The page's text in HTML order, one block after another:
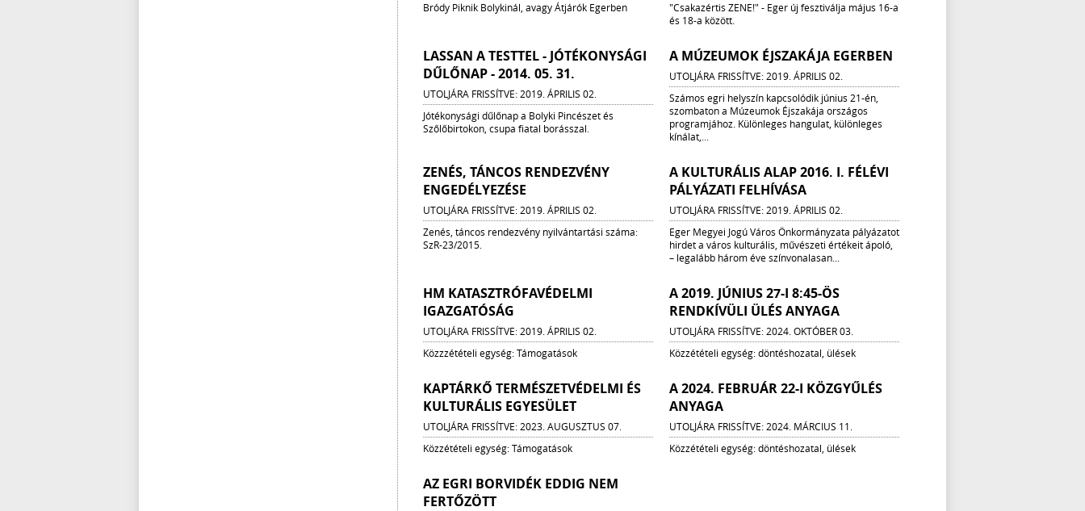
Bródy Piknik Bolykinál, avagy Átjárók Egerben
"Csakazértis ZENE!" - Eger új fesztiválja május 16-a
és 18-a között.
LASSAN A TESTTEL - JÓTÉKONYSÁGI
DŰLŐNAP - 2014. 05. 31.
UTOLJÁRA FRISSÍTVE: 2019. ÁPRILIS 02.
Jótékonysági dűlőnap a Bolyki Pincészet és
Szőlőbirtokon, csupa fiatal borásszal.
A MÚZEUMOK ÉJSZAKÁJA EGERBEN
UTOLJÁRA FRISSÍTVE: 2019. ÁPRILIS 02.
Számos egri helyszín kapcsolódik június 21-én,
szombaton a Múzeumok Éjszakája országos
programjához. Különleges hangulat, különleges
kínálat,...
ZENÉS, TÁNCOS RENDEZVÉNY
ENGEDÉLYEZÉSE
UTOLJÁRA FRISSÍTVE: 2019. ÁPRILIS 02.
Zenés, táncos rendezvény nyilvántartási száma:
SzR-23/2015.
A KULTURÁLIS ALAP 2016. I. FÉLÉVI
PÁLYÁZATI FELHÍVÁSA
UTOLJÁRA FRISSÍTVE: 2019. ÁPRILIS 02.
Eger Megyei Jogú Város Önkormányzata pályázatot
hirdet a város kulturális, művészeti értékeit ápoló,
– legalább három éve színvonalasan...
HM KATASZTRÓFAVÉDELMI
IGAZGATÓSÁG
UTOLJÁRA FRISSÍTVE: 2019. ÁPRILIS 02.
Közzzétételi egység: Támogatások
A 2019. JÚNIUS 27-I 8:45-ÖS
RENDKÍVÜLI ÜLÉS ANYAGA
UTOLJÁRA FRISSÍTVE: 2024. OKTÓBER 03.
Közzétételi egység: döntéshozatal, ülések
KAPTÁRKŐ TERMÉSZETVÉDELMI ÉS
KULTURÁLIS EGYESÜLET
UTOLJÁRA FRISSÍTVE: 2023. AUGUSZTUS 07.
Közzétételi egység: Támogatások
A 2024. FEBRUÁR 22-I KÖZGYŰLÉS
ANYAGA
UTOLJÁRA FRISSÍTVE: 2024. MÁRCIUS 11.
Közzétételi egység: döntéshozatal, ülések
AZ EGRI BORVIDÉK EDDIG NEM
FERTŐZÖTT